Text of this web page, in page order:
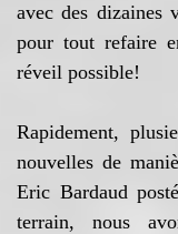
avec des dizaines
pour tout refaire
réveil possible!
Rapidement,
nouvelles de
Eric Bardaud
terrain, nous